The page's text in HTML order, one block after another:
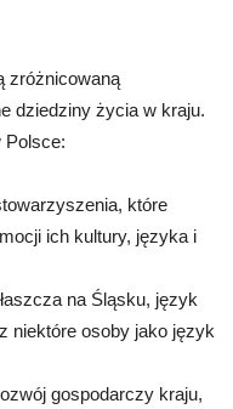
zróżnicowaną
dziedziny życia w kraju.
Polsce:
które
ich kultury, języka i
na Śląsku, język
niektóre osoby jako język
gospodarczy kraju,